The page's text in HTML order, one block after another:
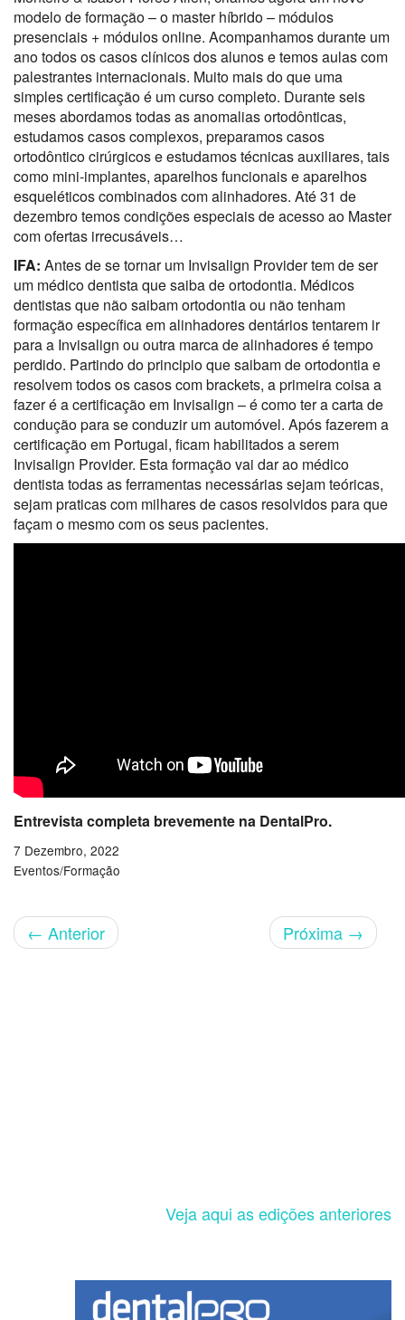
modelo de formação – o master híbrido – módulos
presenciais + módulos online. Acompanhamos durante um
ano todos os casos clínicos dos alunos e temos aulas com
palestrantes internacionais. Muito mais do que uma
simples certificação é um curso completo. Durante seis
meses abordamos todas as anomalias ortodônticas,
estudamos casos complexos, preparamos casos
ortodôntico cirúrgicos e estudamos técnicas auxiliares, tais
como mini-implantes, aparelhos funcionais e aparelhos
esqueléticos combinados com alinhadores. Até 31 de
dezembro temos condições especiais de acesso ao Master
com ofertas irrecusáveis…
IFA: Antes de se tornar um Invisalign Provider tem de ser
um médico dentista que saiba de ortodontia. Médicos
dentistas que não saibam ortodontia ou não tenham
formação específica em alinhadores dentários tentarem ir
para a Invisalign ou outra marca de alinhadores é tempo
perdido. Partindo do principio que saibam de ortodontia e
resolvem todos os casos com brackets, a primeira coisa a
fazer é a certificação em Invisalign – é como ter a carta de
condução para se conduzir um automóvel. Após fazerem a
certificação em Portugal, ficam habilitados a serem
Invisalign Provider. Esta formação vai dar ao médico
dentista todas as ferramentas necessárias sejam teóricas,
sejam praticas com milhares de casos resolvidos para que
façam o mesmo com os seus pacientes.
Entrevista completa brevemente na DentalPro.
7 Dezembro, 2022
Eventos/Formação
← Anterior Próxima →
Veja aqui as edições anteriores